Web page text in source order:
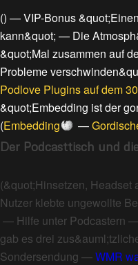
() —VIP-Bonus
kann&quot; — Die
&quot;Mal zusammen auf
Probleme
Podlove Plugins auf dem
&quot;Embedding ist der
(Embedding —
Der Podcasttisch und
(&quot;Hinsetzen, Headset
Nutzer klebte ungewollte
— Hilfe unter Podcastern
gab es drei
Sondersendung —WMR